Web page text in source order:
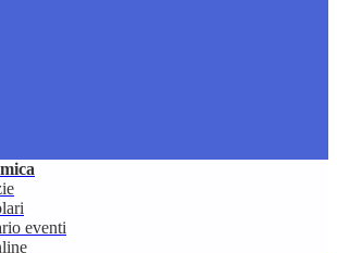
eventi